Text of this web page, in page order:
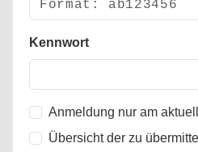
Kennwort
Anmeldung nur am
Übersicht der zu